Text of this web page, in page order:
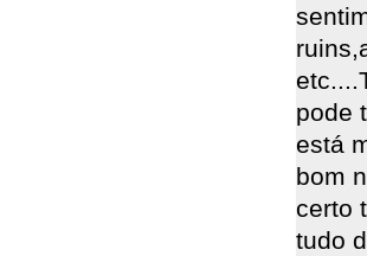
pode
está
bom
certo
tudo